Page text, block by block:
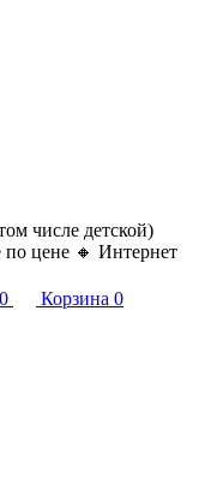
числе детской)
цене 🔸 Интернет
0 Корзина 0